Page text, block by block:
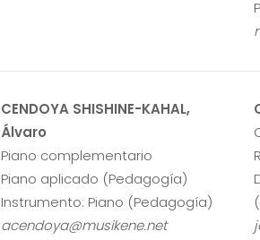
CENDOYA SHISHINE-KAHAL,
Álvaro
Piano complementario
Piano aplicado (Pedagogía)
Instrumento: Piano (Pedagogía)
acendoya@musikene.net